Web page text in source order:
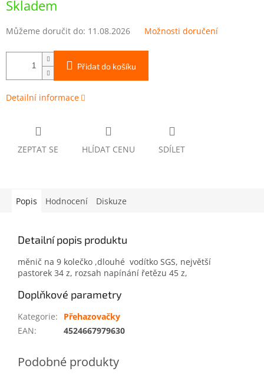
Skladem
Můžeme doručit do: 11.08.2026 Možnosti doručení
Přidat do košíku
Detailní informace
ZEPTAT SE HLÍDAT CENU SDÍLET
Popis Hodnocení Diskuze
Detailní popis produktu
měnič na 9 kolečko ,dlouhé vodítko SGS, největší
pastorek 34 z, rozsah napínání řetězu 45 z,
Doplňkové parametry
Kategorie:
Přehazovačky
EAN: 4524667979630